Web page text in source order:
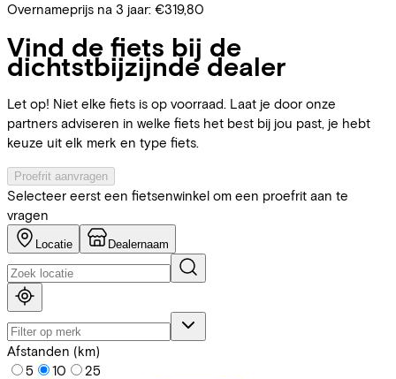
Overnameprijs na 3 jaar: €319,80
Vind de fiets bij de
dichtstbijzijnde dealer
Let op! Niet elke fiets is op voorraad. Laat je door onze
partners adviseren in welke fiets het best bij jou past, je hebt
keuze uit elk merk en type fiets.
Proefrit aanvragen
Selecteer eerst een fietsenwinkel om een proefrit aan te
vragen
Locatie Dealernaam
Afstanden (km)
5
10 25